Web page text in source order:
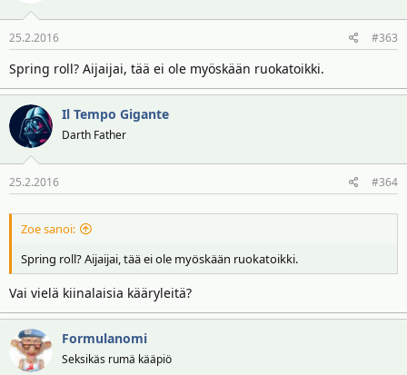
25.2.2016 #363
Spring roll? Aijaijai, tää ei ole myöskään ruokatoikki.
Il Tempo Gigante
Darth Father
25.2.2016 #364
Zoe sanoi:
Spring roll? Aijaijai, tää ei ole myöskään ruokatoikki.
Vai vielä kiinalaisia kääryleitä?
Formulanomi
Seksikäs rumä kääpiö